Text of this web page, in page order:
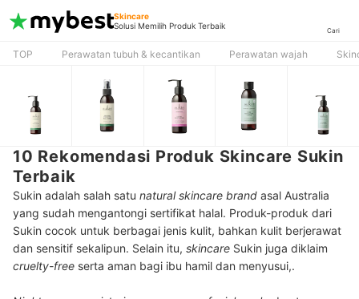
Skincare
Solusi Memilih Produk Terbaik
Cari
TOP Perawatan tubuh & kecantikan Perawatan wajah
10 Rekomendasi Produk Skincare Sukin
Terbaik
Sukin adalah salah satu natural skincare brand asal Australia
yang sudah mengantongi sertifikat halal. Produk-produk dari
Sukin cocok untuk berbagai jenis kulit, bahkan kulit berjerawat
dan sensitif sekalipun. Selain itu, skincare Sukin juga diklaim
cruelty-free serta aman bagi ibu hamil dan menyusui,.